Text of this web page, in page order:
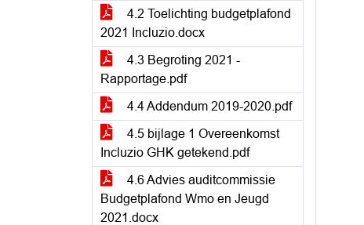
4.2 Toelichting budgetplafond
2021 Incluzio.docx
4.3 Begroting 2021 -
Rapportage.pdf
4.4 Addendum 2019-2020.pdf
4.5 bijlage 1 Overeenkomst
Incluzio GHK getekend.pdf
4.6 Advies auditcommissie
Budgetplafond Wmo en Jeugd
2021.docx